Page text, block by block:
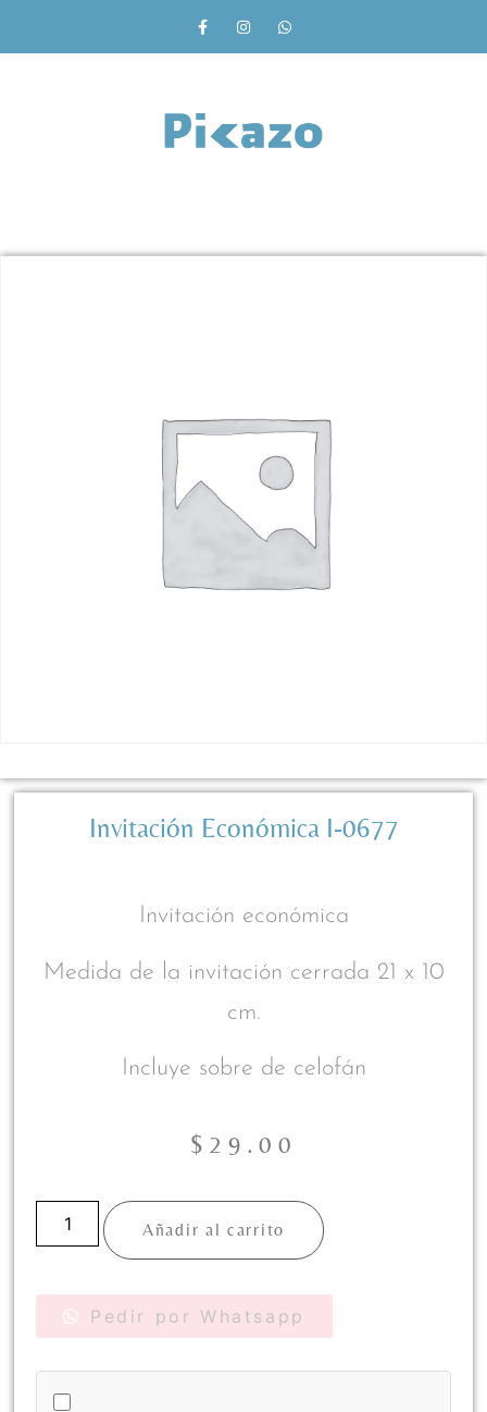
Invitación Económica I-0677
Invitación económica
Medida de la invitación cerrada 21 x 10
cm.
Incluye sobre de celofán
$ 29.00
Añadir al carrito
Pedir por Whatsapp